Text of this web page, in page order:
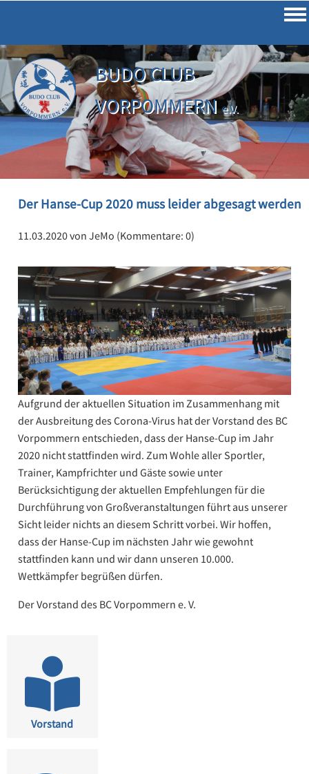
BUDO CLUB
VORPOMMERNe.V.
Der Hanse-Cup 2020 muss leider abgesagt werden
11.03.2020von JeMo (Kommentare: 0)
Aufgrund der aktuellen Situation im Zusammenhang mit
der Ausbreitung des Corona-Virus hat der Vorstand des BC
Vorpommern entschieden, dass der Hanse-Cup im Jahr
2020 nicht stattfinden wird. Zum Wohle aller Sportler,
Trainer, Kampfrichter und Gäste sowie unter
Berücksichtigung der aktuellen Empfehlungen für die
Durchführung von Großveranstaltungen führt aus unserer
Sicht leider nichts an diesem Schritt vorbei. Wir hoffen,
dass der Hanse-Cup im nächsten Jahr wie gewohnt
stattfinden kann und wir dann unseren 10.000.
Wettkämpfer begrüßen dürfen.
Der Vorstand des BC Vorpommern e. V.
Vorstand
Datenschutz